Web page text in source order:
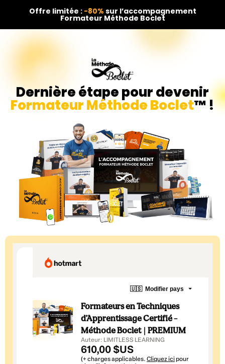
Offre limitée : -80% sur l’accompagnement
Formateur Méthode Boclet
Dernière étape pour devenir
Formateur Méthode Boclet™⁤ !